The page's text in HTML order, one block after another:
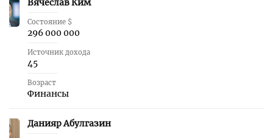
28 Вячеслав Ким
Состояние $
296 000 000
Источник дохода
45
Возраст
Финансы
29 Данияр Абулгазин